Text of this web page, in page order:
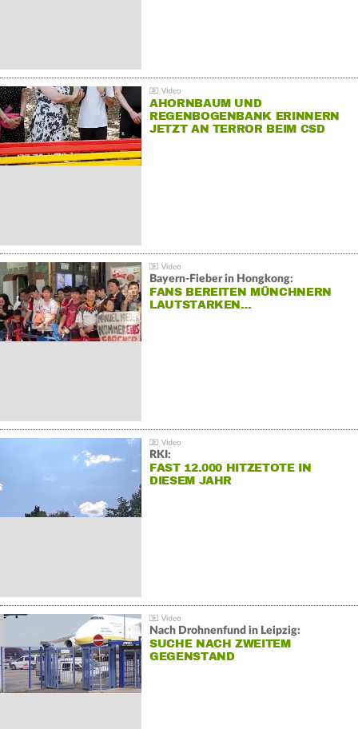
AHORNBAUM UND
REGENBOGENBANK ERINNERN
JETZT AN TERROR BEIM CSD
Bayern-Fieber in Hongkong:
FANS BEREITEN MÜNCHNERN
LAUTSTARKEN…
RKI:
FAST 12.000 HITZETOTE IN
DIESEM JAHR
Nach Drohnenfund in Leipzig:
SUCHE NACH ZWEITEM
GEGENSTAND